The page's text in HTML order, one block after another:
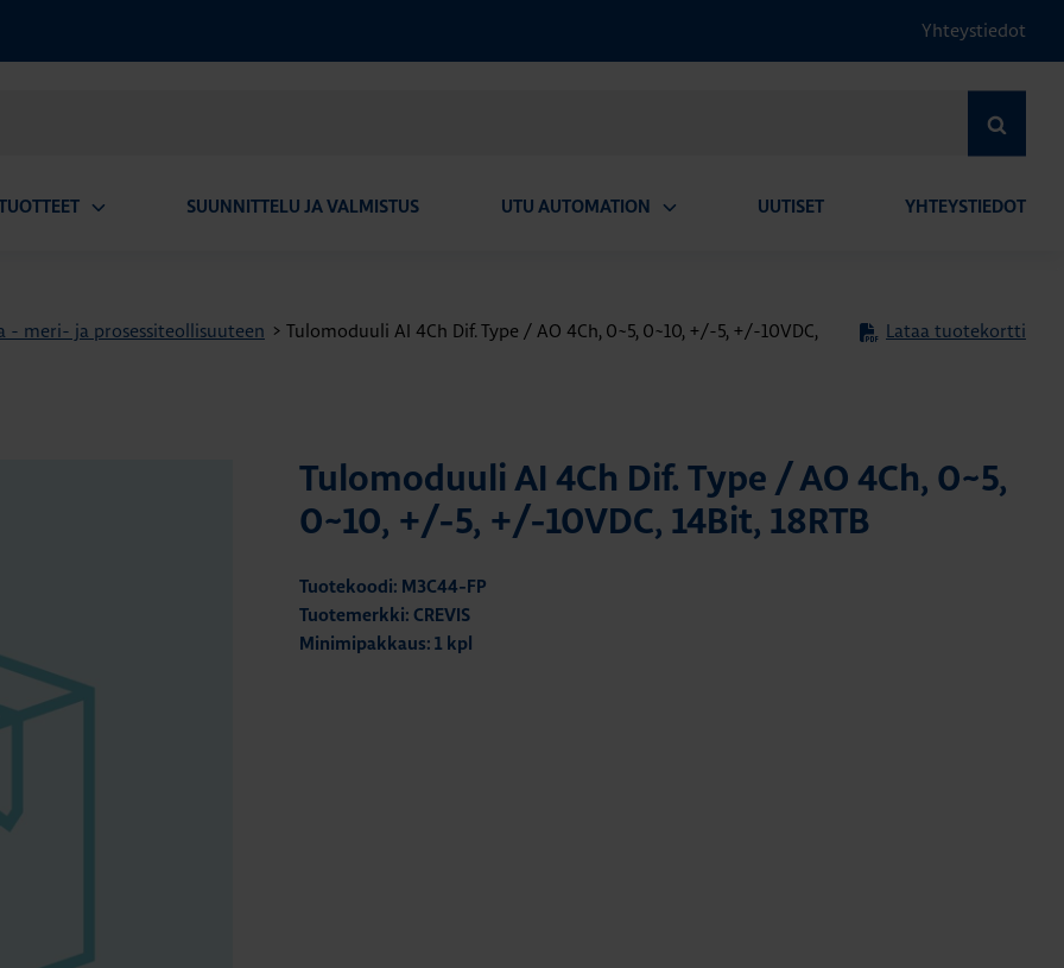
Yhteystiedot
SUUNNITTELU JA VALMISTUS UTU AUTOMATION UUTISET YHTEYSTIEDOT
- meri- ja prosessiteollisuuteen > Tulomoduuli AI 4Ch Dif. Type / AO 4Ch, 0~5, 0~10, +/-5, +/-10VDC,
Lataa tuotekortti
Tulomoduuli AI 4Ch Dif. Type / AO 4Ch, 0~5,
0~10, +/-5, +/-10VDC, 14Bit, 18RTB
Tuotekoodi: M3C44-FP
Tuotemerkki: CREVIS
Minimipakkaus: 1 kpl